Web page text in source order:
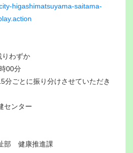
higashimatsuyama-saitama-
りわずか
00分
分ごとに振り分けさせていただき
センター
部 健康推進課